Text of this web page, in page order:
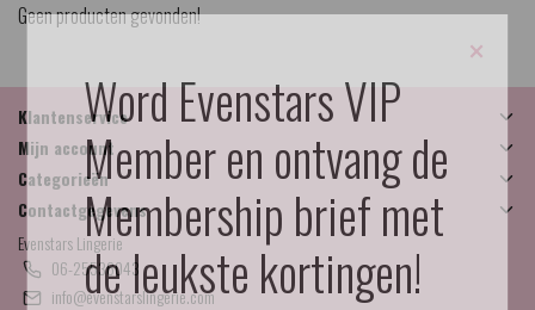
Geen producten gevonden!
Klantenservice
Mijn account
Categorieën
Contactgegevens
Evenstars Lingerie
06-25536043
info@evenstarslingerie.com
×
Word Evenstars VIP
Member en ontvang de
Membership brief met
de leukste kortingen!